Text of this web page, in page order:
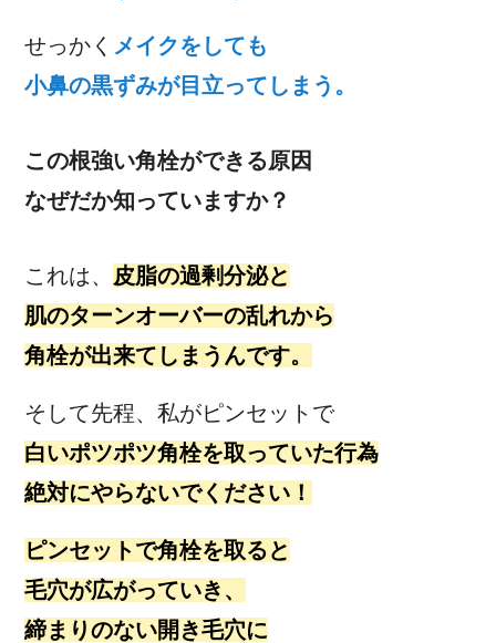
せっかく メイクをしても
小鼻の黒ずみが目立ってしまう。
この根強い角栓ができる原因
なぜだか知っていますか？
これは、 皮脂の過剰分泌と
肌のターンオーバーの乱れから
角栓が出来てしまうんです。
そして先程、私がピンセットで
白いポツポツ角栓を取っていた行為
絶対にやらないでください！
ピンセットで角栓を取ると
毛穴が広がっていき、
締まりのない開き毛穴に